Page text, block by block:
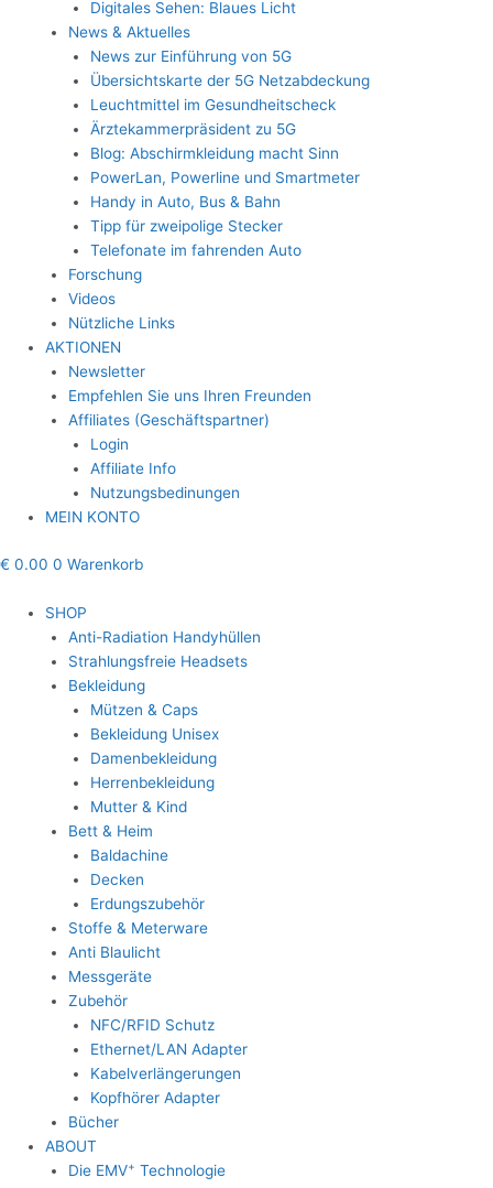
Digitales Sehen: Blaues Licht
News & Aktuelles
News zur Einführung von 5G
Übersichtskarte der 5G Netzabdeckung
Leuchtmittel im Gesundheitscheck
Ärztekammerpräsident zu 5G
Blog: Abschirmkleidung macht Sinn
PowerLan, Powerline und Smartmeter
Handy in Auto, Bus & Bahn
Tipp für zweipolige Stecker
Telefonate im fahrenden Auto
Forschung
Videos
Nützliche Links
AKTIONEN
Newsletter
Empfehlen Sie uns Ihren Freunden
Affiliates (Geschäftspartner)
Login
Affiliate Info
Nutzungsbedinungen
MEIN KONTO
€ 0.00 0 Warenkorb
SHOP
Anti-Radiation Handyhüllen
Strahlungsfreie Headsets
Bekleidung
Mützen & Caps
Bekleidung Unisex
Damenbekleidung
Herrenbekleidung
Mutter & Kind
Bett & Heim
Baldachine
Decken
Erdungszubehör
Stoffe & Meterware
Anti Blaulicht
Messgeräte
Zubehör
NFC/RFID Schutz
Ethernet/LAN Adapter
Kabelverlängerungen
Kopfhörer Adapter
Bücher
ABOUT
Die EMV+ Technologie